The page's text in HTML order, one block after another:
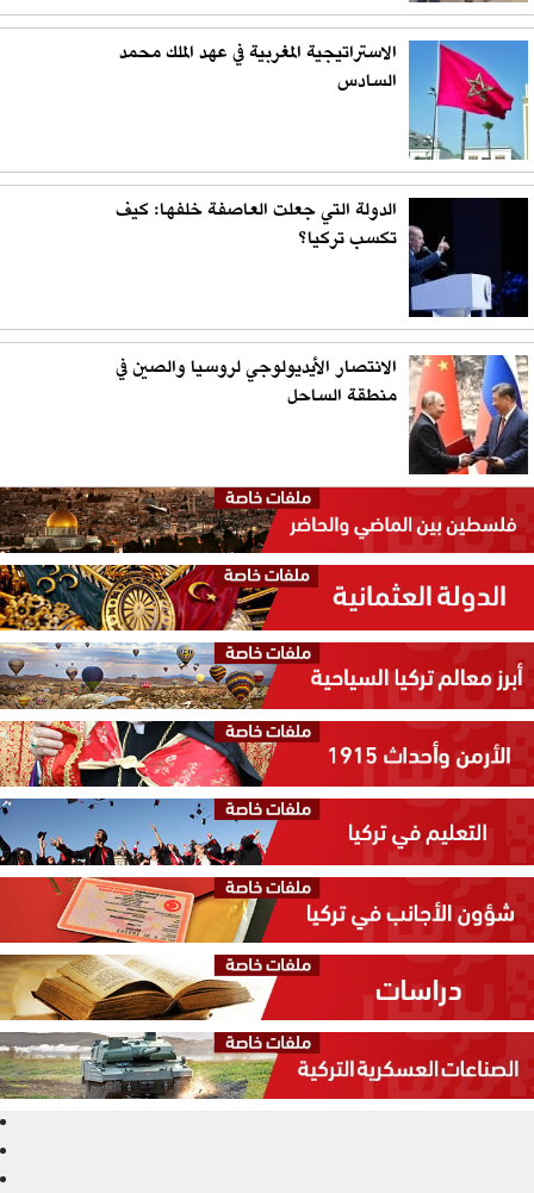
الاستراتيجية المغربية في عهد الملك محمد
السادس
الدولة التي جعلت العاصفة خلفها: كيف
تكسب تركيا؟
الانتصار الأيديولوجي لروسيا والصين في
منطقة الساحل